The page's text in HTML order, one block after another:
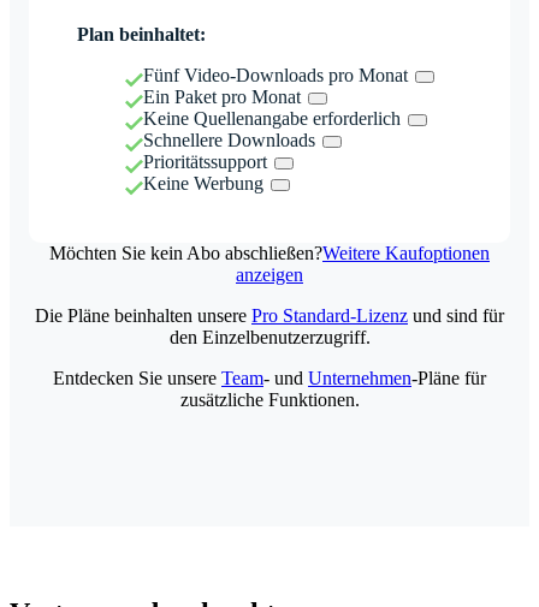
Plan beinhaltet:
Fünf Video-Downloads pro Monat
Ein Paket pro Monat
Keine Quellenangabe erforderlich
Schnellere Downloads
Prioritätssupport
Keine Werbung
Möchten Sie kein Abo abschließen?Weitere Kaufoptionen
anzeigen
Die Pläne beinhalten unsere Pro Standard-Lizenz und sind für
den Einzelbenutzerzugriff.
Entdecken Sie unsere Team- und Unternehmen-Pläne für
zusätzliche Funktionen.